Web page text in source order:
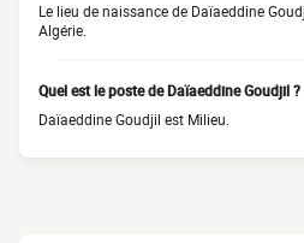
Le lieu de naissance de Daïaeddine
Algérie.
Quel est le poste de Daïaeddine Goudjil ?
Daïaeddine Goudjil est Milieu.